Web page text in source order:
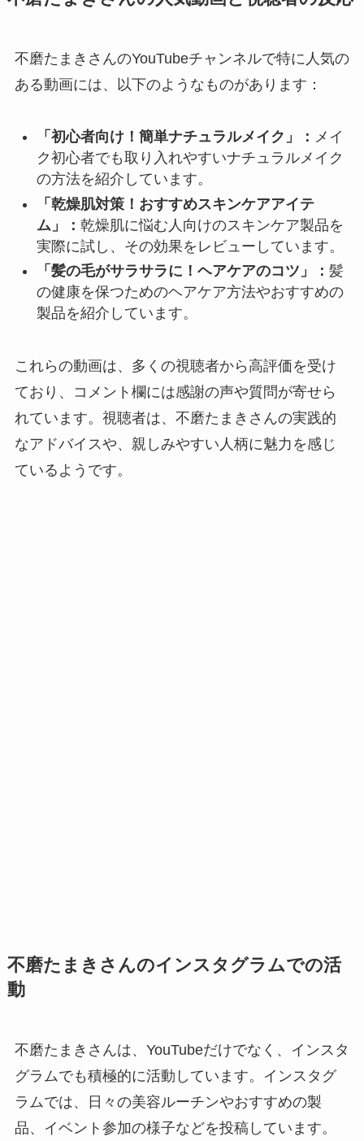
不磨たまきさんのYouTubeチャンネルで特に人気の
ある動画には、以下のようなものがあります：
「初心者向け！簡単ナチュラルメイク」： メイ
ク初心者でも取り入れやすいナチュラルメイク
の方法を紹介しています。
「乾燥肌対策！おすすめスキンケアアイテ
ム」： 乾燥肌に悩む人向けのスキンケア製品を
実際に試し、その効果をレビューしています。
「髪の毛がサラサラに！ヘアケアのコツ」： 髪
の健康を保つためのヘアケア方法やおすすめの
製品を紹介しています。
これらの動画は、多くの視聴者から高評価を受け
ており、コメント欄には感謝の声や質問が寄せら
れています。視聴者は、不磨たまきさんの実践的
なアドバイスや、親しみやすい人柄に魅力を感じ
ているようです。
不磨たまきさんのインスタグラムでの活
動
不磨たまきさんは、YouTubeだけでなく、インスタ
グラムでも積極的に活動しています。インスタグ
ラムでは、日々の美容ルーチンやおすすめの製
品、イベント参加の様子などを投稿しています。